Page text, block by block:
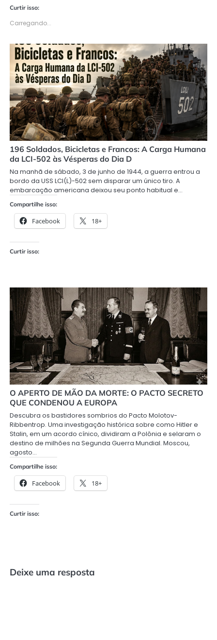
Curtir isso:
Carregando...
196 Soldados, Bicicletas e Francos: A Carga Humana
da LCI-502 às Vésperas do Dia D
Na manhã de sábado, 3 de junho de 1944, a guerra entrou a
bordo da USS LCI(L)-502 sem disparar um único tiro. A
embarcação americana deixou seu ponto habitual e…
Compartilhe isso:
Facebook 18+
Curtir isso:
O APERTO DE MÃO DA MORTE: O PACTO SECRETO
QUE CONDENOU A EUROPA
Descubra os bastidores sombrios do Pacto Molotov-
Ribbentrop. Uma investigação histórica sobre como Hitler e
Stalin, em um acordo cínico, dividiram a Polônia e selaram o
destino de milhões na Segunda Guerra Mundial. Moscou,
agosto…
Compartilhe isso:
Facebook 18+
Curtir isso:
Deixe uma resposta